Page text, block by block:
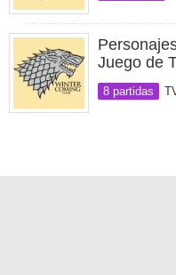
Juego de
8 partidas